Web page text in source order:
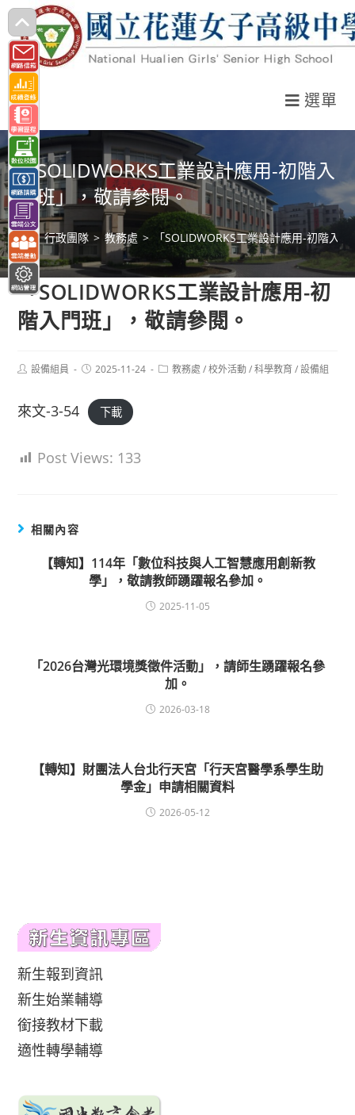
跳
轉
至
主
要
內
容
選單
「SOLIDWORKS工業設計應用-初階入
門班」，敬請參閱。
> 行政團隊 > 教務處 > 「SOLIDWORKS工業設計應用-初階入
「SOLIDWORKS工業設計應用-初
階入門班」，敬請參閱。
Post設備組員
Post2025-11-24
Post教務處 / 校外活動 / 科學教育 / 設備組
來文-3-54 下載
Post Views: 133
相關內容
【轉知】114年「數位科技與人工智慧應用創新教
學」，敬請教師踴躍報名參加。
2025-11-05
「2026台灣光環境獎徵件活動」，請師生踴躍報名參
加。
2026-03-18
【轉知】財團法人台北行天宮「行天宮醫學系學生助
學金」申請相關資料
2026-05-12
新生報到資訊
新生始業輔導
銜接教材下載
適性轉學輔導